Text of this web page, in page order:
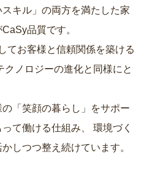
スキル」の両方を満たした家
品質です。
てお客様と信頼関係を築ける
「笑顔の暮らし」をサポー
て働ける仕組み、
しつつ整え続けています。